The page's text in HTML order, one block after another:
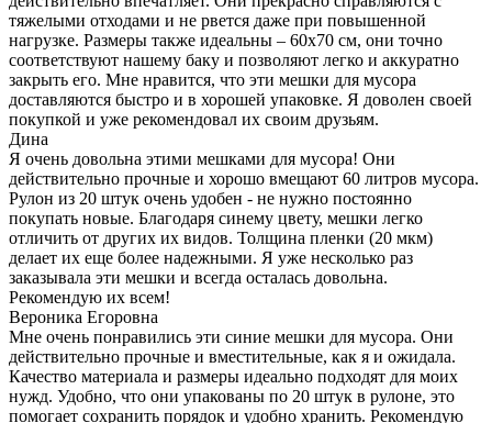
тяжелыми отходами и не рвется даже при повышенной
нагрузке. Размеры также идеальны – 60x70 см, они точно
соответствуют нашему баку и позволяют легко и аккуратно
закрыть его. Мне нравится, что эти мешки для мусора
доставляются быстро и в хорошей упаковке. Я доволен своей
покупкой и уже рекомендовал их своим друзьям.
Дина
Я очень довольна этими мешками для мусора! Они
действительно прочные и хорошо вмещают 60 литров мусора.
Рулон из 20 штук очень удобен - не нужно постоянно
покупать новые. Благодаря синему цвету, мешки легко
отличить от других их видов. Толщина пленки (20 мкм)
делает их еще более надежными. Я уже несколько раз
заказывала эти мешки и всегда осталась довольна.
Рекомендую их всем!
Вероника Егоровна
Мне очень понравились эти синие мешки для мусора. Они
действительно прочные и вместительные, как я и ожидала.
Качество материала и размеры идеально подходят для моих
нужд. Удобно, что они упакованы по 20 штук в рулоне, это
помогает сохранить порядок и удобно хранить. Рекомендую